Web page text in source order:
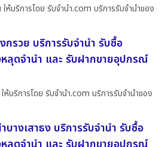
ห้บริการโดย รับจํานํา.com บริการรับจำนำของ
กรวย บริการรับจำนำ รับซื้อ
ลุดจำนำ และ รับฝากขายอุปกรณ์
ห้บริการโดย รับจํานํา.com บริการรับจำนำของ
างเสาธง บริการรับจำนำ รับซื้อ